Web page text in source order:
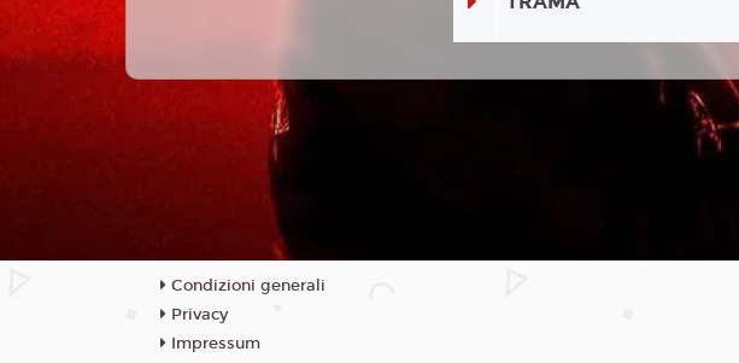
Condizioni generali
Privacy
Impressum